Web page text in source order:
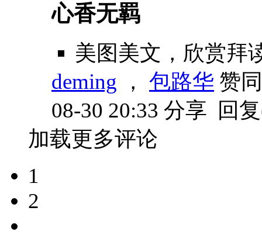
心香无羁
美图美文，欣赏拜
deming ， 包路华 赞同
08-30 20:33 分享
回
加载更多评论
1
2